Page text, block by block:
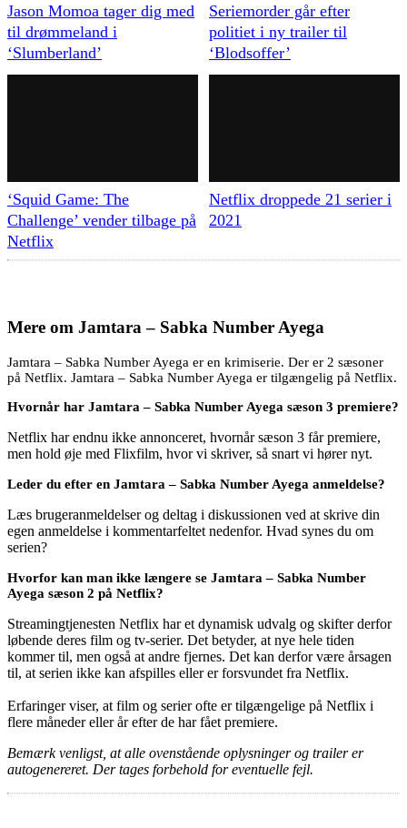
Jason Momoa tager dig med
til drømmeland i
‘Slumberland’
Seriemorder går efter
politiet i ny trailer til
‘Blodsoffer’
‘Squid Game: The
Challenge’ vender tilbage på
Netflix
Netflix droppede 21 serier i
2021
Mere om Jamtara – Sabka Number Ayega
Jamtara – Sabka Number Ayega er en krimiserie. Der er 2 sæsoner
på Netflix. Jamtara – Sabka Number Ayega er tilgængelig på Netflix.
Hvornår har Jamtara – Sabka Number Ayega sæson 3 premiere?
Netflix har endnu ikke annonceret, hvornår sæson 3 får premiere,
men hold øje med Flixfilm, hvor vi skriver, så snart vi hører nyt.
Leder du efter en Jamtara – Sabka Number Ayega anmeldelse?
Læs brugeranmeldelser og deltag i diskussionen ved at skrive din
egen anmeldelse i kommentarfeltet nedenfor. Hvad synes du om
serien?
Hvorfor kan man ikke længere se Jamtara – Sabka Number
Ayega sæson 2 på Netflix?
Streamingtjenesten Netflix har et dynamisk udvalg og skifter derfor
løbende deres film og tv-serier. Det betyder, at nye hele tiden
kommer til, men også at andre fjernes. Det kan derfor være årsagen
til, at serien ikke kan afspilles eller er forsvundet fra Netflix.
Erfaringer viser, at film og serier ofte er tilgængelige på Netflix i
flere måneder eller år efter de har fået premiere.
Bemærk venligst, at alle ovenstående oplysninger og trailer er
autogenereret. Der tages forbehold for eventuelle fejl.